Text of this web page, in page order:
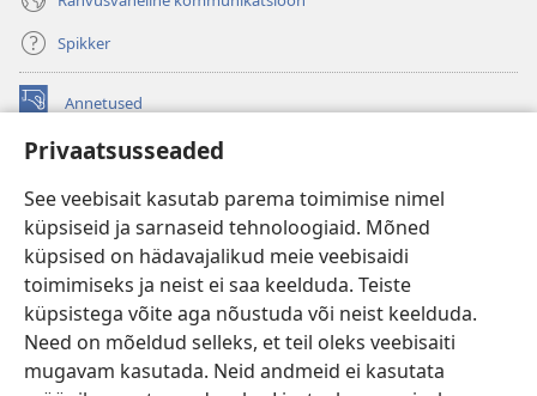
Privaatsusseaded
See veebisait kasutab parema toimimise nimel
küpsiseid ja sarnaseid tehnoloogiaid. Mõned
küpsised on hädavajalikud meie veebisaidi
toimimiseks ja neist ei saa keelduda. Teiste
küpsistega võite aga nõustuda või neist keelduda.
Need on mõeldud selleks, et teil oleks veebisaiti
mugavam kasutada. Neid andmeid ei kasutata
Spikker
Annetused
(avab
akna)
uue
akna) JW Hub
(avab
uue
akna) JW Library
Watchtower Library